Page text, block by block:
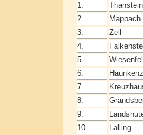
1. Thanstein
2.
Mappach
3.
Zell
4.
5.
6.
7.
8.
9.
10.
Lalling